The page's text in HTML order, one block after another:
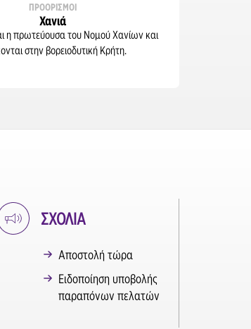
ΠΡΟΟΡΙΣΜΟΙ
Χανιά
η πρωτεύουσα του Νομού Χανίων και
στην βορειοδυτική Κρήτη.
ΣΧΟΛΙΑ
Αποστολή τώρα
Ειδοποίηση υποβολής
παραπόνων πελατών